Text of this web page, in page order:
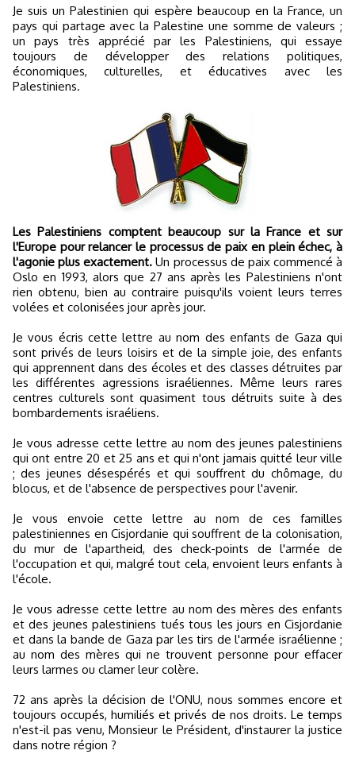
Je suis un Palestinien qui espère beaucoup en la France, un
pays qui partage avec la Palestine une somme de valeurs ;
un pays très apprécié par les Palestiniens, qui essaye
toujours de développer des relations politiques,
économiques, culturelles, et éducatives avec les
Palestiniens.
Les Palestiniens comptent beaucoup sur la France et sur
l'Europe pour relancer le processus de paix en plein échec, à
l'agonie plus exactement. Un processus de paix commencé à
Oslo en 1993, alors que 27 ans après les Palestiniens n'ont
rien obtenu, bien au contraire puisqu'ils voient leurs terres
volées et colonisées jour après jour.
Je vous écris cette lettre au nom des enfants de Gaza qui
sont privés de leurs loisirs et de la simple joie, des enfants
qui apprennent dans des écoles et des classes détruites par
les différentes agressions israéliennes. Même leurs rares
centres culturels sont quasiment tous détruits suite à des
bombardements israéliens.
Je vous adresse cette lettre au nom des jeunes palestiniens
qui ont entre 20 et 25 ans et qui n'ont jamais quitté leur ville
; des jeunes désespérés et qui souffrent du chômage, du
blocus, et de l'absence de perspectives pour l'avenir.
Je vous envoie cette lettre au nom de ces familles
palestiniennes en Cisjordanie qui souffrent de la colonisation,
du mur de l'apartheid, des check-points de l'armée de
l'occupation et qui, malgré tout cela, envoient leurs enfants à
l'école.
Je vous adresse cette lettre au nom des mères des enfants
et des jeunes palestiniens tués tous les jours en Cisjordanie
et dans la bande de Gaza par les tirs de l'armée israélienne ;
au nom des mères qui ne trouvent personne pour effacer
leurs larmes ou clamer leur colère.
72 ans après la décision de l'ONU, nous sommes encore et
toujours occupés, humiliés et privés de nos droits. Le temps
n'est-il pas venu, Monsieur le Président, d'instaurer la justice
dans notre région ?